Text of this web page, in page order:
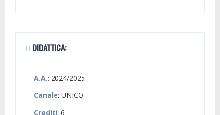
DIDATTICA:
A.A.: 2024/2025
Canale: UNICO
Crediti: 6